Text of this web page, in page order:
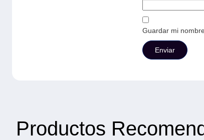
Guardar mi
Productos